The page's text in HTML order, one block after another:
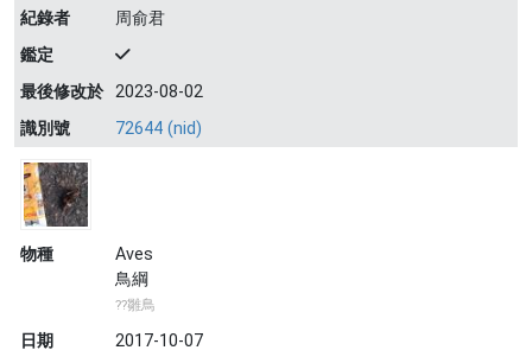
紀錄者
周俞君
鑑定
最後修改於 2023-08-02
識別號
72644 (nid)
物種
Aves
鳥綱
??雛鳥
日期
2017-10-07